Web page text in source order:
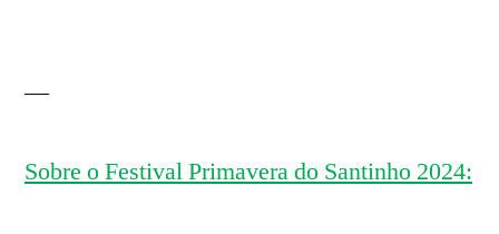
—
Sobre o Festival Primavera do Santinho 2024: